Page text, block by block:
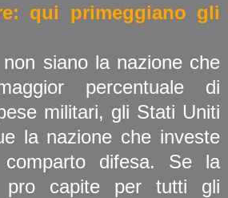
qui primeggiano gli
siano la nazione che
percentuale di
militari, gli Stati Uniti
la nazione che investe
difesa. Se la
pro capite per tutti gli